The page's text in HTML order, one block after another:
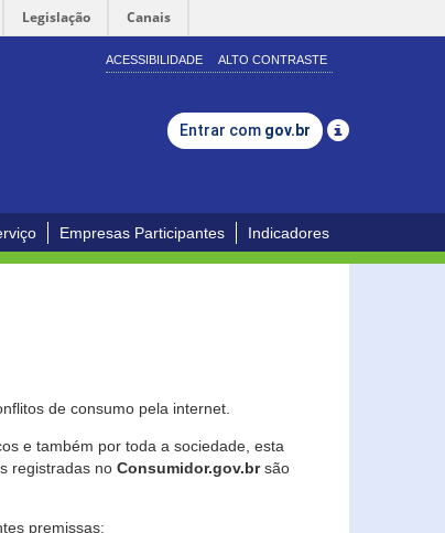
Legislação Canais
ACESSIBILIDADE ALTO CONTRASTE
Entrar com gov.br
Empresas Participantes Indicadores
de consumo pela internet.
e também por toda a sociedade, esta
registradas no Consumidor.gov.brsão
premissas: